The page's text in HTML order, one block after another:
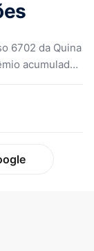
6702 da Quina
acumulado